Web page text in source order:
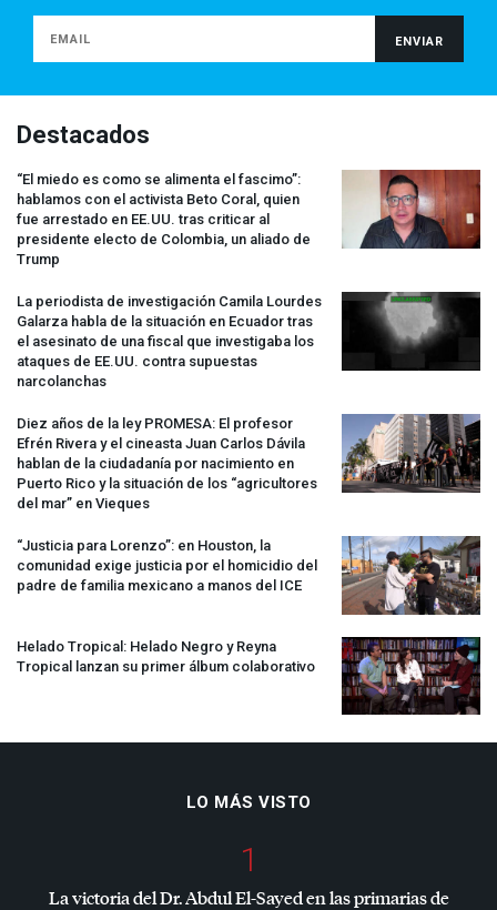
Destacados
“El miedo es como se alimenta el fascimo”:
hablamos con el activista Beto Coral, quien
fue arrestado en EE.UU. tras criticar al
presidente electo de Colombia, un aliado de
Trump
La periodista de investigación Camila Lourdes
Galarza habla de la situación en Ecuador tras
el asesinato de una fiscal que investigaba los
ataques de EE.UU. contra supuestas
narcolanchas
Diez años de la ley PROMESA: El profesor
Efrén Rivera y el cineasta Juan Carlos Dávila
hablan de la ciudadanía por nacimiento en
Puerto Rico y la situación de los “agricultores
del mar” en Vieques
“Justicia para Lorenzo”: en Houston, la
comunidad exige justicia por el homicidio del
padre de familia mexicano a manos del ICE
Helado Tropical: Helado Negro y Reyna
Tropical lanzan su primer álbum colaborativo
LO MÁS VISTO
1
La victoria del Dr. Abdul El-Sayed en las primarias de